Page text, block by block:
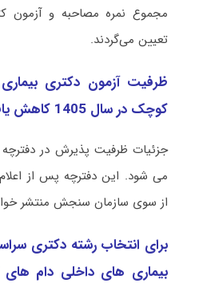
مجموع نمره مصاحبه و آزمون
تعیین می‌گردند.
ظرفیت آزمون دکتری
ﻛﻮچک در سال 1405 کاهش یافته است؟
جزئیات ظرفیت پذیرش در دفترچه
می شود. این دفترچه پس از اعلام
از سوی سازمان سنجش منتشر
برای انتخاب رشته دکتری
ﺑﻴﻤﺎری ﻫﺎی داخلی دام